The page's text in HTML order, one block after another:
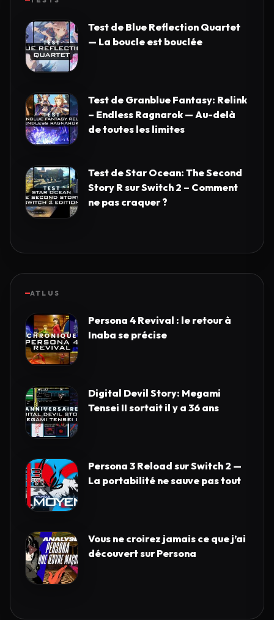
Test de Blue Reflection Quartet
— La boucle est bouclée
Test de Granblue Fantasy: Relink
– Endless Ragnarok — Au-delà
de toutes les limites
Test de Star Ocean: The Second
Story R sur Switch 2 – Comment
ne pas craquer ?
ATLUS
Persona 4 Revival : le retour à
Inaba se précise
Digital Devil Story: Megami
Tensei II sortait il y a 36 ans
Persona 3 Reload sur Switch 2 —
La portabilité ne sauve pas tout
Vous ne croirez jamais ce que j’ai
découvert sur Persona